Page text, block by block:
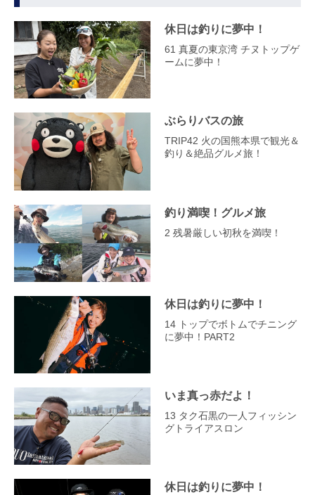
休日は釣りに夢中！
61 真夏の東京湾 チヌトップゲ
ームに夢中！
ぶらりバスの旅
TRIP42 火の国熊本県で観光＆
釣り＆絶品グルメ旅！
釣り満喫！グルメ旅
2 残暑厳しい初秋を満喫！
休日は釣りに夢中！
14 トップでボトムでチニング
に夢中！PART2
いま真っ赤だよ！
13 タク石黒の一人フィッシン
グトライアスロン
休日は釣りに夢中！